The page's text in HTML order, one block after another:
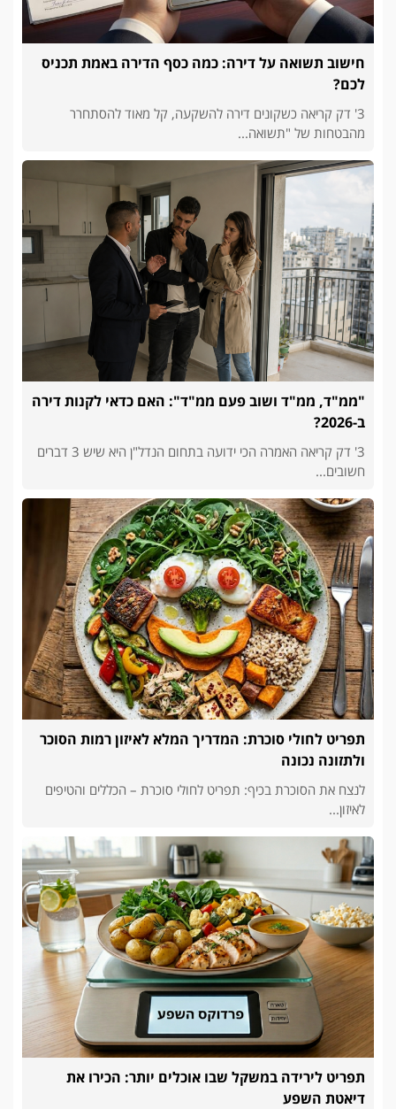
חישוב תשואה על דירה: כמה כסף הדירה באמת תכניס
לכם?
3' דק קריאה כשקונים דירה להשקעה, קל מאוד להסתחרר
מהבטחות של "תשואה...
"ממ"ד, ממ"ד ושוב פעם ממ"ד": האם כדאי לקנות דירה
ב-2026?
3' דק קריאה האמרה הכי ידועה בתחום הנדל"ן היא שיש 3 דברים
חשובים...
תפריט לחולי סוכרת: המדריך המלא לאיזון רמות הסוכר
ולתזונה נכונה
לנצח את הסוכרת בכיף: תפריט לחולי סוכרת – הכללים והטיפים
לאיזון...
תפריט לירידה במשקל שבו אוכלים יותר: הכירו את
דיאטת השפע